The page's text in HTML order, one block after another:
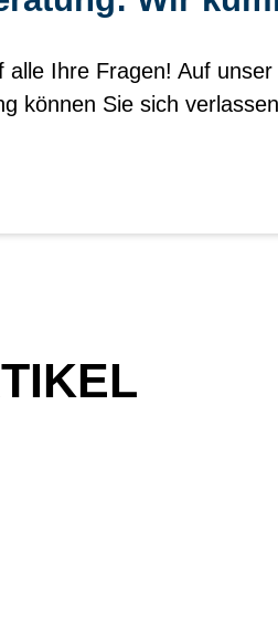
alle Ihre Fragen! Auf
können Sie sich